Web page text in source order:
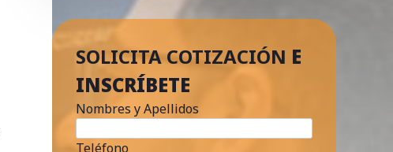
SOLICITA COTIZACIÓN E
INSCRÍBETE
Nombres y Apellidos
Teléfono